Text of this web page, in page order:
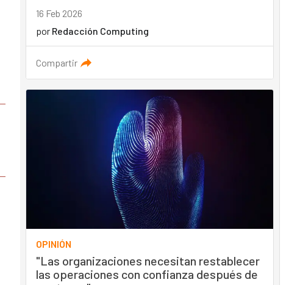
16 Feb 2026
por Redacción Computing
Compartir
OPINIÓN
"Las organizaciones necesitan restablecer
las operaciones con confianza después de